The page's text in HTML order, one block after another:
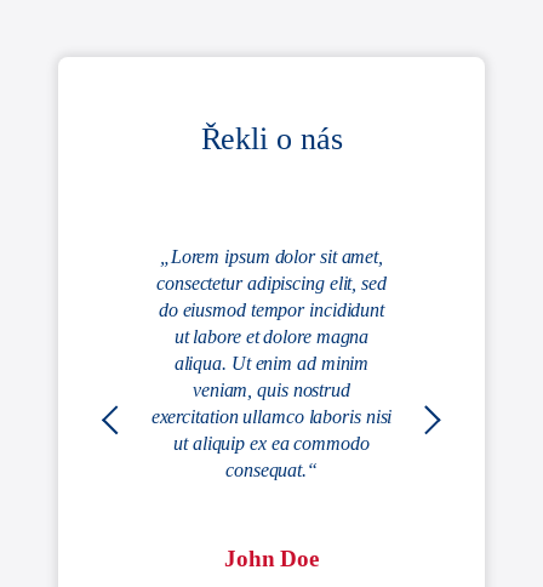
Řekli o nás
„Lorem ipsum dolor sit amet,
consectetur adipiscing elit, sed
do eiusmod tempor incididunt
ut labore et dolore magna
aliqua. Ut enim ad minim
veniam, quis nostrud
exercitation ullamco laboris nisi
ut aliquip ex ea commodo
consequat.“
John Doe